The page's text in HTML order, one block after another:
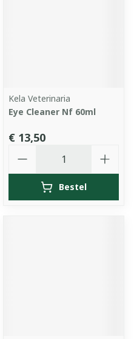
Kela Veterinaria
Eye Cleaner Nf 60ml
€ 13,50
Bestel